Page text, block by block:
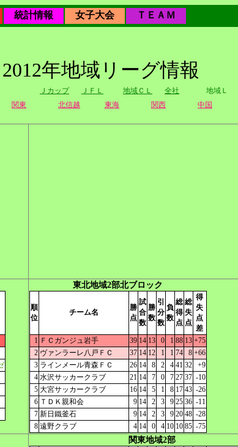
統計情報 女子大会 ＴＥＡＭ
2012年地域リーグ情報
Ｊカップ ＪＦＬ 地域ＣＬ 全社 地域Ｌ
関東 北信越 東海 関西 中国
東北地域2部北ブロック
順
位
チーム名
勝
点
試
合
数
勝
数
引
分
数
負
数
総
得
点
総
失
点
得
失
点
差
1 ＦＣガンジュ岩手 39 14 13 0 1 88 13 +75
2 ヴァンラーレ八戸ＦＣ 37 14 12 1 1 74 8 +66
3 ラインメール青森ＦＣ 26 14 8 2 4 41 32
+9
4 水沢サッカークラブ 21 14 7 0 7 27 37 -10
5 大宮サッカークラブ 16 14 5 1 8 17 43 -26
6 ＴＤＫ親和会 9 14 2 3 9 25 36 -11
7 新日鐵釜石 9 14 2 3 9 20 48 -28
8 遠野クラブ 4 14 0 4 10 10 85 -75
関東地域2部